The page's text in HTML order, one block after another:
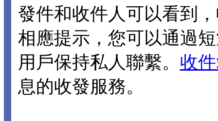
發件和收件人可以看到
相應提示，您可以通過
用戶保持私人聯繫。 收
息的收發服務。